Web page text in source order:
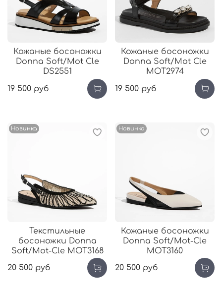
Кожаные босоножки
Donna Soft/Mot Cle
DS2551
19 500 руб
Кожаные босоножки
Donna Soft/Mot Cle
MOT2974
19 500 руб
Новинка
Текстильные
босоножки Donna
Soft/Mot-Cle MOT3168
20 500 руб
Новинка
Кожаные босоножки
Donna Soft/Mot-Cle
MOT3160
20 500 руб